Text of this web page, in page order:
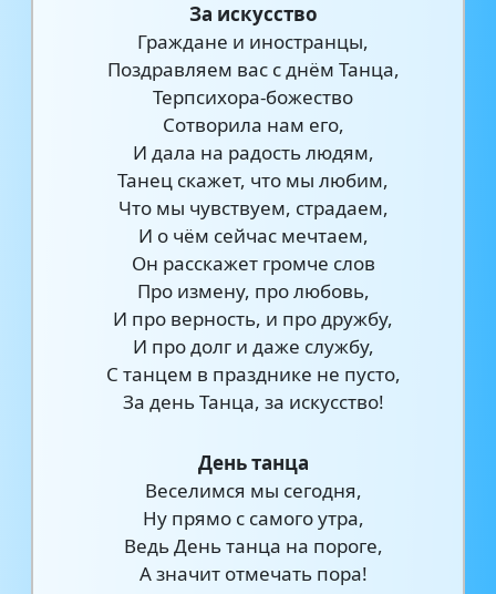
За искусство
Граждане и иностранцы,
Поздравляем вас с днём Танца,
Терпсихора-божество
Сотворила нам его,
И дала на радость людям,
Танец скажет, что мы любим,
Что мы чувствуем, страдаем,
И о чём сейчас мечтаем,
Он расскажет громче слов
Про измену, про любовь,
И про верность, и про дружбу,
И про долг и даже службу,
С танцем в празднике не пусто,
За день Танца, за искусство!
День танца
Веселимся мы сегодня,
Ну прямо с самого утра,
Ведь День танца на пороге,
А значит отмечать пора!